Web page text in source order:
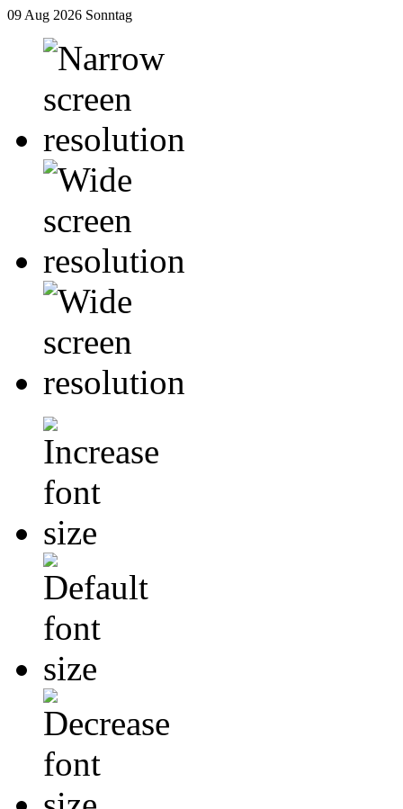
09 Aug 2026 Sonntag